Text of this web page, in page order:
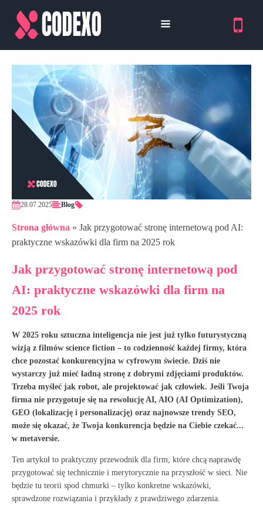
28.07.2025 Blog
Strona główna » Jak przygotować stronę internetową pod AI:
praktyczne wskazówki dla firm na 2025 rok
Jak przygotować stronę internetową pod
AI: praktyczne wskazówki dla firm na
2025 rok
W 2025 roku sztuczna inteligencja nie jest już tylko futurystyczną
wizją z filmów science fiction – to codzienność każdej firmy, która
chce pozostać konkurencyjna w cyfrowym świecie. Dziś nie
wystarczy już mieć ładną stronę z dobrymi zdjęciami produktów.
Trzeba myśleć jak robot, ale projektować jak człowiek. Jeśli Twoja
firma nie przygotuje się na rewolucję AI, AIO (AI Optimization),
GEO (lokalizację i personalizację) oraz najnowsze trendy SEO,
może się okazać, że Twoja konkurencja będzie na Ciebie czekać...
w metaversie.
Ten artykuł to praktyczny przewodnik dla firm, które chcą naprawdę
przygotować się technicznie i merytorycznie na przyszłość w sieci. Nie
będzie tu teorii spod chmurki – tylko konkretne wskazówki,
sprawdzone rozwiązania i przykłady z prawdziwego zdarzenia.